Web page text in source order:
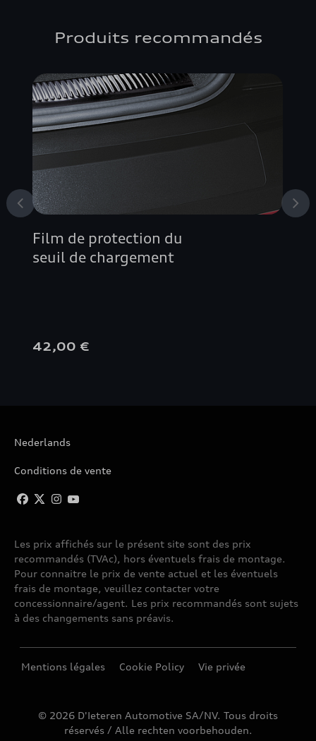
Produits recommandés
Film de protection du
seuil de chargement
42,00 €
Nederlands
Conditions de vente
Les prix affichés sur le présent site sont des prix
recommandés (TVAc), hors éventuels frais de montage.
Pour connaitre le prix de vente actuel et les éventuels
frais de montage, veuillez contacter votre
concessionnaire/agent. Les prix recommandés sont sujets
à des changements sans préavis.
Mentions légales Cookie Policy Vie privée
© 2026 D'Ieteren Automotive SA/NV. Tous droits
réservés / Alle rechten voorbehouden.